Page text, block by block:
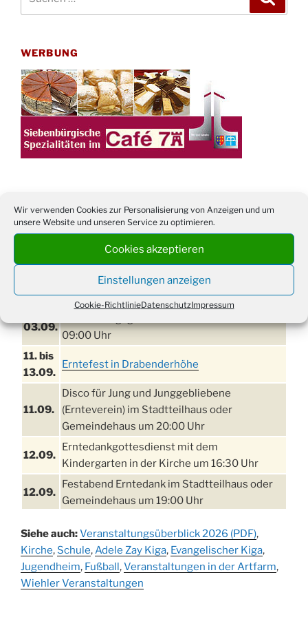
Wir verwenden Cookies zur Personalisierung von Anzeigen und um
unsere Website und unseren Service zu optimieren.
Cookies akzeptieren
Einstellungen anzeigen
Cookie-RichtlinieDatenschutzImpressum
WERBUNG
TERMINE
28.8.
Sommerfreizeit der Ev. Jugend in Berlin für
Kinder ab 13 Jahren
Damen Doppel - Turnier des TC77 am
Tennisplatz
03.09.
09:00 Uhr
11. bis
13.09.
Erntefest in Drabenderhöhe
11.09.
Disco für Jung und Junggebliebene
(Ernteverein) im Stadtteilhaus oder
Gemeindehaus um 20:00 Uhr
12.09.
Erntedankgottesdienst mit dem
Kindergarten in der Kirche um 16:30 Uhr
12.09.
Festabend Erntedank im Stadtteilhaus oder
Gemeindehaus um 19:00 Uhr
13.09.
Stadtteilhaus um 14:00 Uhr
19.09.
Schlagerabend im Stadtteilhaus
Drabenderhöhe
Siehe auch:Veranstaltungsüberblick 2026 (PDF),
Kirche, Schule,Adele Zay Kiga, Evangelischer Kiga,
Jugendheim, Fußball,Veranstaltungen in der Artfarm,
Wiehler Veranstaltungen